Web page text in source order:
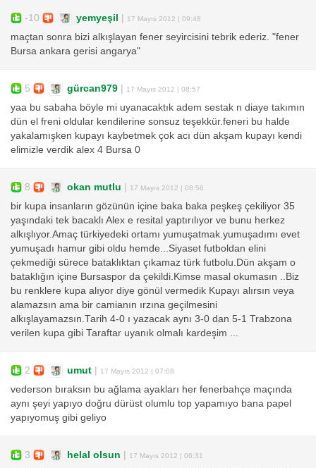
-10 yemyeşil | 17 Mayıs 2012 | 09:48
maçtan sonra bizi alkışlayan fener seyircisini tebrik ederiz. "fener
Bursa ankara gerisi angarya"
5 gürcan979 | 17 Mayıs 2012 | 08:57
yaa bu sabaha böyle mi uyanacaktık adem sestak n diaye takımın
dün el freni oldular kendilerine sonsuz teşekkür.feneri bu halde
yakalamışken kupayı kaybetmek çok acı dün akşam kupayı kendi
elimizle verdik alex 4 Bursa 0
8 okan mutlu | 17 Mayıs 2012 | 08:56
bir kupa insanların gözünün içine baka baka peşkeş çekiliyor 35
yaşındaki tek bacaklı Alex e resital yaptırılıyor ve bunu herkez
alkışlıyor.Amaç türkiyedeki ortamı yumuşatmak.yumuşadımı evet
yumuşadı hamur gibi oldu hemde...Siyaset futboldan elini
çekmediği sürece bataklıktan çıkamaz türk futbolu.Dün akşam o
bataklığın içine Bursaspor da çekildi.Kimse masal okumasın ..Biz
bu renklere kupa alıyor diye gönül vermedik Kupayı alırsın veya
alamazsın ama bir camianın ırzına geçilmesini
alkışlayamazsın.Tarih 4-0 ı yazacak aynı 3-0 dan 5-1 Trabzona
verilen kupa gibi Taraftar uyanık olmalı kardeşim ...
2 umut | 17 Mayıs 2012 | 07:08
vederson bıraksın bu ağlama ayakları her fenerbahçe maçında
aynı şeyi yapıyo doğru dürüst olumlu top yapamıyo bana papel
yapıyomuş gibi geliyo
3 helal olsun | 17 Mayıs 2012 | 06:31